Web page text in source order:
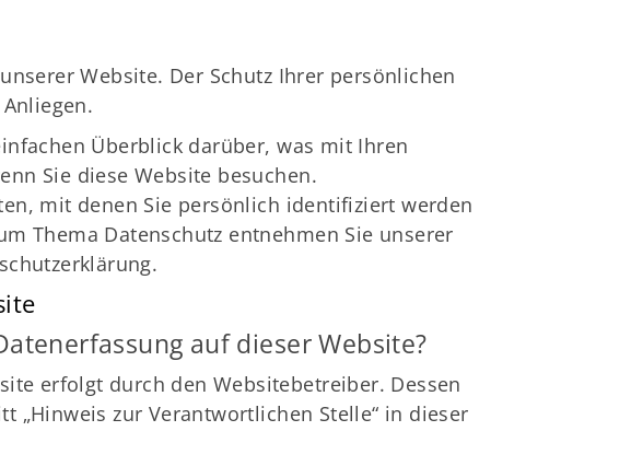
Website. Der Schutz Ihrer persönlichen
Überblick darüber, was mit Ihren
Sie diese Website besuchen.
mit denen Sie persönlich identifiziert werden
Thema Datenschutz entnehmen Sie unserer
auf dieser Website?
erfolgt durch den Websitebetreiber. Dessen
„Hinweis zur Verantwortlichen Stelle“ in dieser